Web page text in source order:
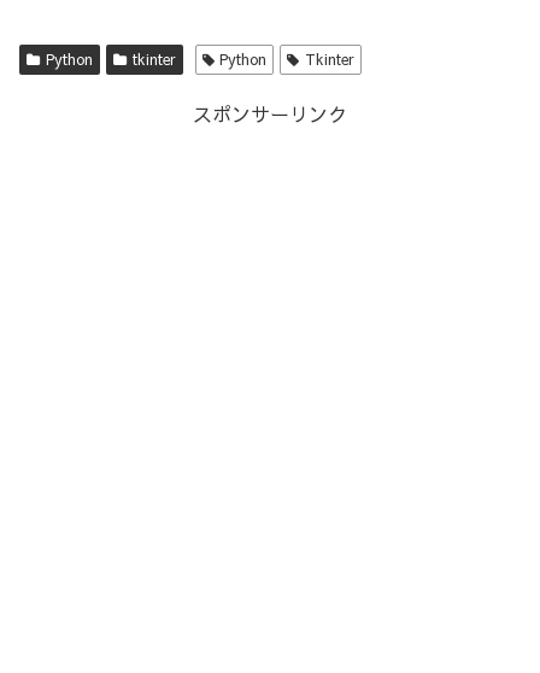
Python tkinter Python Tkinter
スポンサーリンク